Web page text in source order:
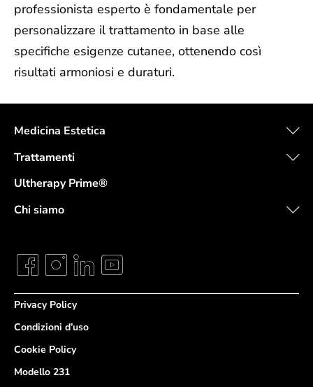
professionista esperto è fondamentale per
personalizzare il trattamento in base alle
specifiche esigenze cutanee, ottenendo così
risultati armoniosi e duraturi.
Medicina Estetica
Trattamenti
Ultherapy Prime®
Chi siamo
Privacy Policy
Condizioni d’uso
Cookie Policy
Modello 231